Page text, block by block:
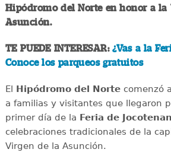
Hipódromo del Norte en honor a la
Asunción.
TE PUEDE INTERESAR:¿Vas a la
Conoce los parqueos gratuitos
El Hipódromo del Nortecomenzó
a familias y visitantes que llegaron
primer día de la Feria de
celebraciones tradicionales de la
Virgen de la Asunción.